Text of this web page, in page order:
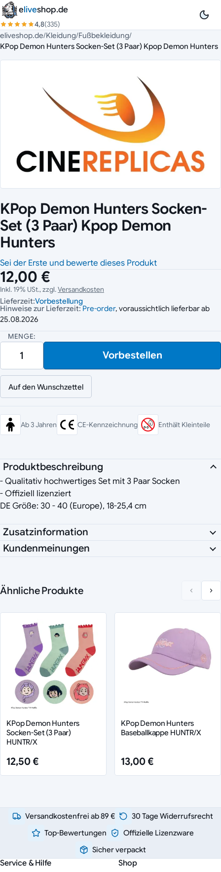
Zum Inhalt springen
eliveshop.de
4,8(335)
eliveshop.de/Kleidung/Fußbekleidung/
KPop Demon Hunters Socken-Set (3 Paar) Kpop Demon Hunters
KPop Demon Hunters Socken-
Set (3 Paar) Kpop Demon
Hunters
Sei der Erste und bewerte dieses Produkt
12,00 €
Inkl. 19% USt., zzgl.Versandkosten
Lieferzeit:Vorbestellung
Hinweise zur Lieferzeit: Pre-order, voraussichtlich lieferbar ab
25.08.2026
MENGE:
Vorbestellen
Auf den Wunschzettel
Ab 3 Jahren CE-Kennzeichnung Enthält Kleinteile
Produktbeschreibung
- Qualitativ hochwertiges Set mit 3 Paar Socken
- Offiziell lizenziert
DE Größe: 30 - 40 (Europe), 18-25,4 cm
Zusatzinformation
Kundenmeinungen
Ähnliche Produkte
KPop Demon Hunters
Socken-Set (3 Paar)
HUNTR/X
12,50 €
KPop Demon Hunters
Baseballkappe HUNTR/X
13,00 €
Versandkostenfrei ab 89 €
30 Tage Widerrufsrecht
Top-Bewertungen
Offizielle Lizenzware
Sicher verpackt
Service & Hilfe Shop